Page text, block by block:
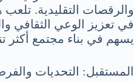
والرقصات التقليدية. تلعب
في تعزيز الوعي الثقافي
يسهم في بناء مجتمع أكثر
المستقبل: التحديات